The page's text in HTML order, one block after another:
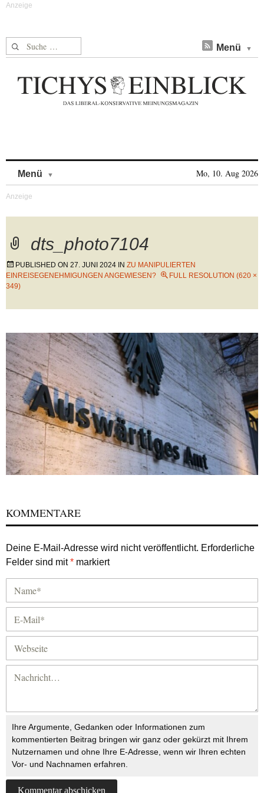
Suche nach: Menü
Menü Mo, 10. Aug 2026
dts_photo7104
PUBLISHED ON 27. JUNI 2024 IN ZU MANIPULIERTEN
EINREISEGENEHMIGUNGEN ANGEWIESEN?
FULL RESOLUTION (620 ×
349)
KOMMENTARE
Deine E-Mail-Adresse wird nicht veröffentlicht. Erforderliche
Felder sind mit* markiert
Ihre Argumente, Gedanken oder Informationen zum
kommentierten Beitrag bringen wir ganz oder gekürzt mit Ihrem
Nutzernamen und ohne Ihre E-Adresse, wenn wir Ihren echten
Vor- und Nachnamen erfahren.